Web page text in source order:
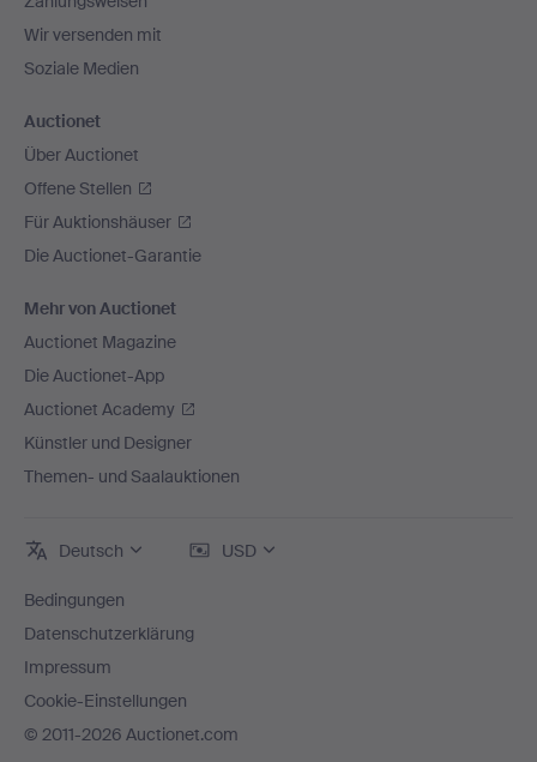
Wir versenden mit
Soziale Medien
Auctionet
Über Auctionet
Offene Stellen
Für Auktionshäuser
Die Auctionet-Garantie
Mehr von Auctionet
Auctionet Magazine
Die Auctionet-App
Auctionet Academy
Künstler und Designer
Themen- und Saalauktionen
Deutsch USD
Bedingungen
Datenschutzerklärung
Impressum
Cookie-Einstellungen
© 2011-2026 Auctionet.com